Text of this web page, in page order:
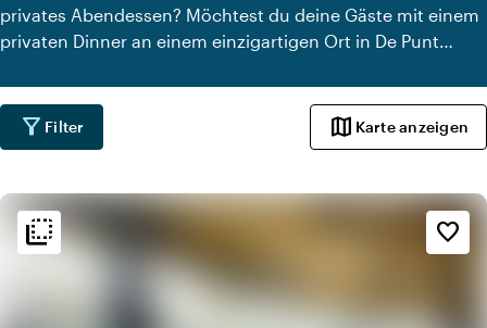
privates Abendessen? Möchtest du deine Gäste mit einem
privaten Dinner an einem einzigartigen Ort in De Punt
einfach alle Locations in De Punt, an denen du in aller Ruhe
dinieren kannst. Schau dir alle privaten Dining-Locations
für ein köstliches privates Dinner an.
filter_alt Filter map Karte anzeigen
flip_to_back favorite_border
flip_to_back Ambiente und Ästhetik
spa
Botanisch